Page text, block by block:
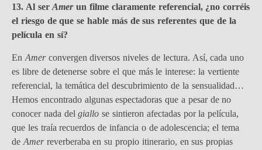
13. Al serAmerun filme claramente referencial, ¿no corréis
el riesgo de que se hable más de sus referentes que de la
película en sí?
En Amer convergen diversos niveles de lectura. Así, cada uno
es libre de detenerse sobre el que más le interese: la vertiente
referencial, la temática del descubrimiento de la sensualidad…
Hemos encontrado algunas espectadoras que a pesar de no
conocer nada delgiallo se sintieron afectadas por la película,
que les traía recuerdos de infancia o de adolescencia; el tema
de Amerreverberaba en su propio itinerario, en sus propias